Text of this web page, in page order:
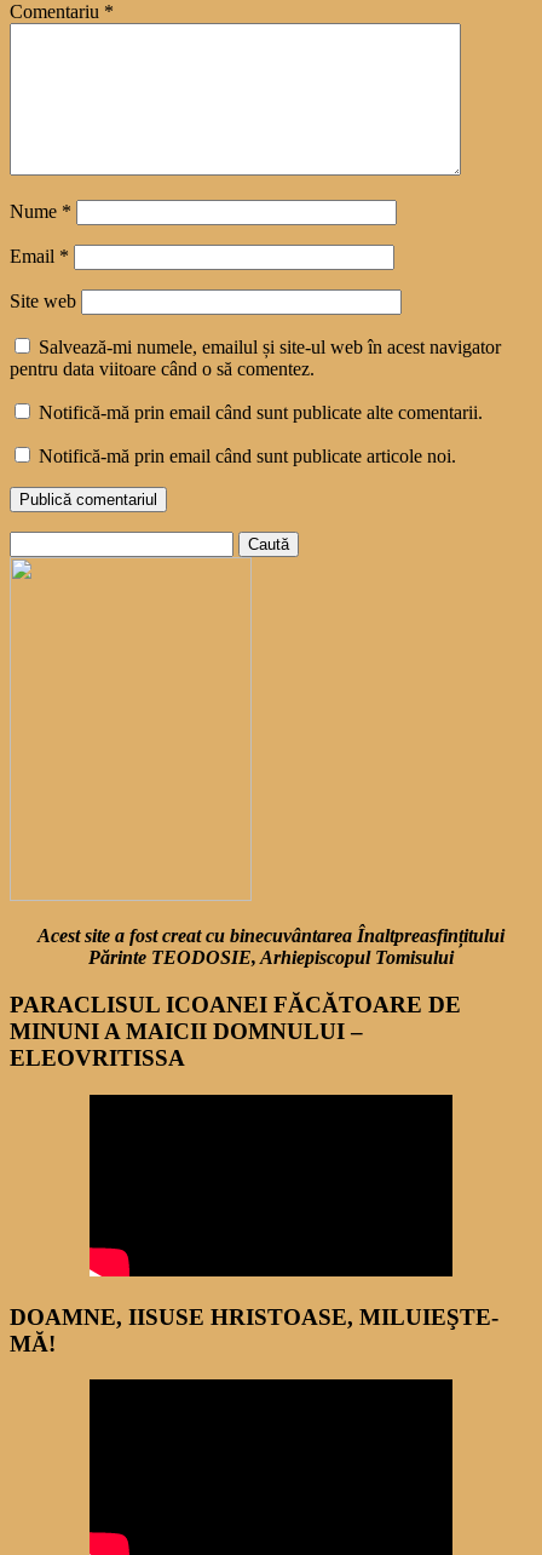
Comentariu *
Nume *
Email *
Site web
Salvează-mi numele, emailul și site-ul web în acest navigator
pentru data viitoare când o să comentez.
Notifică-mă prin email când sunt publicate alte comentarii.
Notifică-mă prin email când sunt publicate articole noi.
după:
Acest site a fost creat cu binecuvântarea Înaltpreasfințitului
Părinte TEODOSIE, Arhiepiscopul Tomisului
PARACLISUL ICOANEI FĂCĂTOARE DE
MINUNI A MAICII DOMNULUI –
ELEOVRITISSA
DOAMNE, IISUSE HRISTOASE, MILUIEŞTE-
MĂ!